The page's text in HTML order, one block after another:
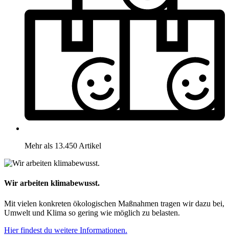
Mehr als 13.450 Artikel
Wir arbeiten klimabewusst.
Mit vielen konkreten ökologischen Maßnahmen tragen wir dazu bei,
Umwelt und Klima so gering wie möglich zu belasten.
Hier findest du weitere Informationen.